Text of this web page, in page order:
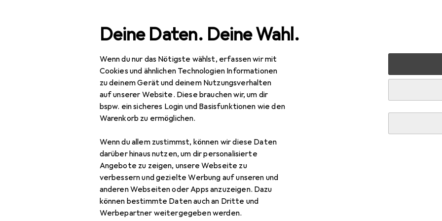
Deine Daten. Deine Wahl.
Wenn du nur das Nötigste wählst, erfassen wir mit
Cookies und ähnlichen Technologien Informationen
zu deinem Gerät und deinem Nutzungsverhalten
auf unserer Website. Diese brauchen wir, um dir
bspw. ein sicheres Login und Basisfunktionen wie den
Warenkorb zu ermöglichen.
Wenn du allem zustimmst, können wir diese Daten
darüber hinaus nutzen, um dir personalisierte
Angebote zu zeigen, unsere Webseite zu
verbessern und gezielte Werbung auf unseren und
anderen Webseiten oder Apps anzuzeigen. Dazu
können bestimmte Daten auch an Dritte und
Werbepartner weitergegeben werden.
Navigation nach Kategorien
Überspannungsschutz
Gesamtsortiment Baumarkt + Garten Elektrobedarf Verteilerschrank